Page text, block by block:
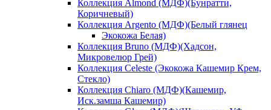
Коллекция Almond (МДФ)(Бунратти,
Коричневый)
Коллекция Argento (МДФ)(Белый глянец
Экокожа Белая)
Коллекция Bruno (МДФ)(Хадсон,
Микровелюр Грей)
Коллекция Celeste (Экокожа Кашемир Крем,
Стекло)
Коллекция Chiaro (МДФ)(Кашемир,
Иск.замша Кашемир)